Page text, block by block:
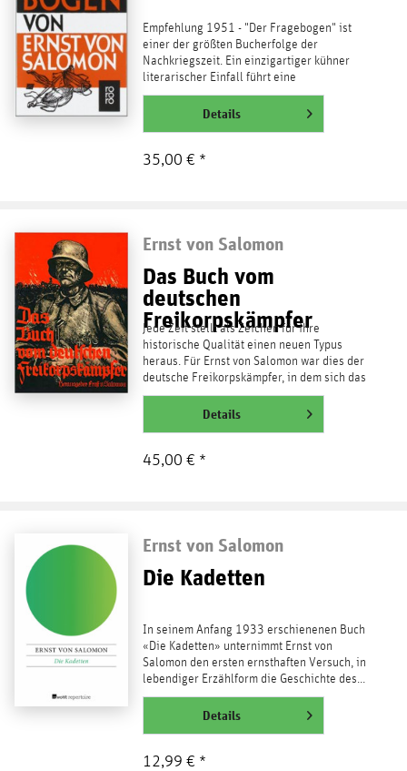
Empfehlung 1951 - "Der Fragebogen" ist
einer der größten Bucherfolge der
Nachkriegszeit. Ein einzigartiger kühner
literarischer Einfall führt eine
bürokratisch-kollektive...
weiterlesenDetails
35,00 € *
Ernst von Salomon
Das Buch vom
deutschen
Freikorpskämpfer
Jede Zeit stellt als Zeichen für ihre
historische Qualität einen neuen Typus
heraus. Für Ernst von Salomon war dies der
deutsche Freikorpskämpfer, in dem sich das
symbolische...
weiterlesenDetails
45,00 € *
Ernst von Salomon
Die Kadetten
In seinem Anfang 1933 erschienenen Buch
«Die Kadetten» unternimmt Ernst von
Salomon den ersten ernsthaften Versuch, in
lebendiger Erzählform die Geschichte des...
weiterlesen
Details
12,99 € *